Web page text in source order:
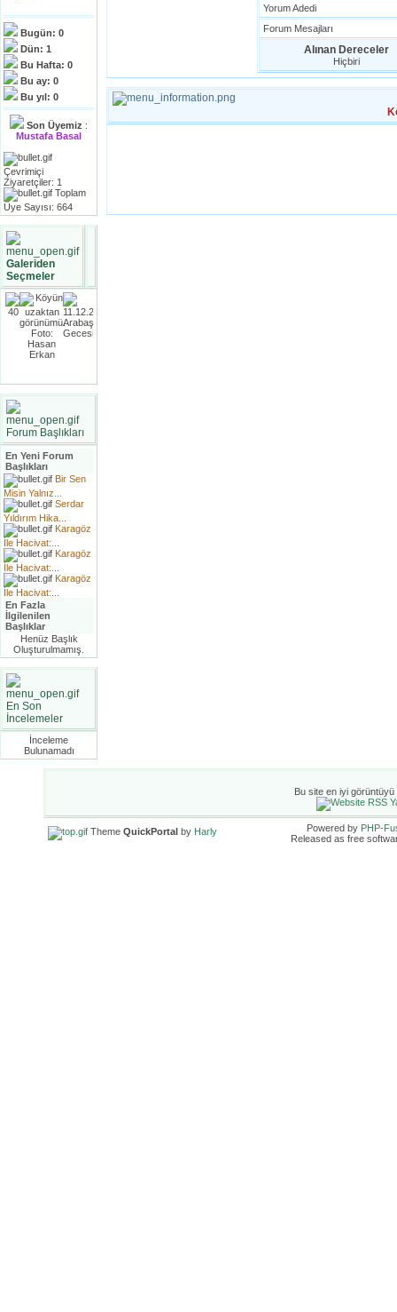
Bugün: 0
Dün: 1
Bu Hafta: 0
Bu ay: 0
Bu yıl: 0
Son Üyemiz :
Mustafa Basal
Çevrimiçi
Ziyaretçiler: 1
Toplam
Üye Sayısı: 664
Galeriden
Seçmeler
Forum Başlıkları
En Yeni Forum
Başlıkları
Bir Sen
Misin Yalnız...
Serdar
Yıldırım Hika...
Karagöz
İle Hacivat:...
Karagöz
İle Hacivat:...
Karagöz
İle Hacivat:...
En Fazla
İlgilenilen
Başlıklar
Henüz Başlık
Oluşturulmamış.
En Son
İncelemeler
İnceleme
Bulunamadı
Yorum Adedi
Forum Mesajları
Alınan Dereceler
Hiçbiri
Bu site en iyi görüntüyü
Theme QuickPortal by Harly Powered by PHP-
Released as free